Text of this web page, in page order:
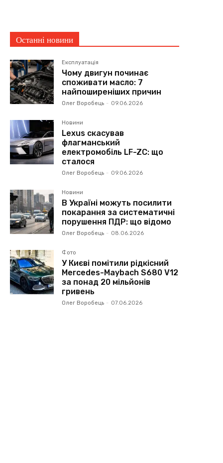
Останні новини
Експлуатація
Чому двигун починає
споживати масло: 7
найпоширеніших причин
Олег Воробець - 09.06.2026
Новини
Lexus скасував
флагманський
електромобіль LF-ZC: що
сталося
Олег Воробець - 09.06.2026
Новини
В Україні можуть посилити
покарання за систематичні
порушення ПДР: що відомо
Олег Воробець - 08.06.2026
Фото
У Києві помітили рідкісний
Mercedes-Maybach S680 V12
за понад 20 мільйонів
гривень
Олег Воробець - 07.06.2026